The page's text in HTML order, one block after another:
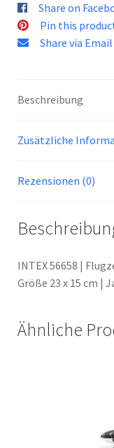
Share on
Pin this
Share via Email
Beschreibung
Zusätzliche
Rezensionen (0)
INTEX 56658 |
Größe 23 x 15 cm |
Ähnliche